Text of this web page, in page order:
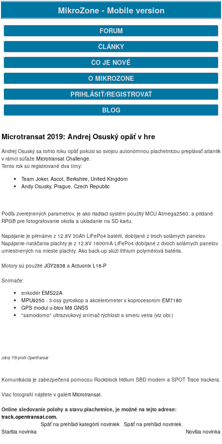
MikroZone - Mobile version
FORUM
ČLÁNKY
ČO JE NOVÉ
O MIKROZONE
PRIHLÁSIŤ/REGISTROVAŤ
BLOG
Microtransat 2019: Andrej Osuský opäť v hre
Andrej Osuský sa tohto roku opäť pokúsi so svojou autonómnou plachetnicou preplávať atlantik
v rámci súťaže Microtransat Challenge.
Tento rok sú registrované dva tímy:
Team Joker, Ascot, Berkshire, United Kingdom
Andy Osusky, Prague, Czech Republic
Podľa zverejnených parametrov, je ako riadiaci systém použitý MCU Atmega2560, a pridané
RPi3B pre fotografovanie okolia a ukladanie na SD kartu.
Napájanie je primárne z 12.8V 30Ah LiFePo4 batérií, dobíjané z troch solárnych panelov.
Napájanie natáčania plachty je z 12.8V 1600mA LiFePo4 dobíjané z dvoch solárnych panelov
umiestnených na mieste plachty. Ako back-up slúži líthium polymérová batéria.
Motory sú použité JGY2838 a Actuonix L16-P
Snímače:
enkodér EMS22A
MPU9250 - 3-osý gyroskop a akcelerometer s koprocesorom EM7180
GPS modul u-blox M8 GNSS
"samodomo" ultrazvukový snímač rýchlosti a smeru vetra (viz obr.)
zdroj: FB profil OpenTransat
Komunikácia je zabezpečená pomocou Rockblock Iridium SBD modem a SPOT Trace trackera.
Viac fotografií nájdete v galérii Microtransat.
Online sledovanie polohy a stavu plachetnice, je možné na tejto adrese:
track.opentransat.com.
Späť na prehľad kategórií noviniek Späť na prehľad noviniek
Staršia novinka
Novšia novinka